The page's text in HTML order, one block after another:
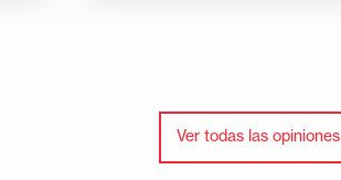
Ver todas las opiniones